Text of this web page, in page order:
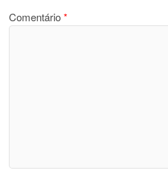
Comentário*